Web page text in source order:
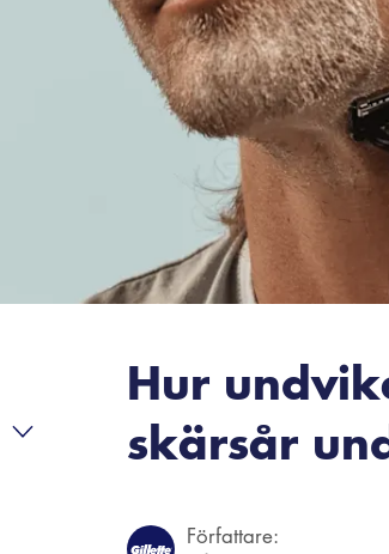
Hur
skärsår
Författare: